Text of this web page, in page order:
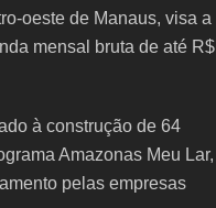
oeste de Manaus, visa a
mensal bruta de até R$
à construção de 64
Amazonas Meu Lar,
pelas empresas